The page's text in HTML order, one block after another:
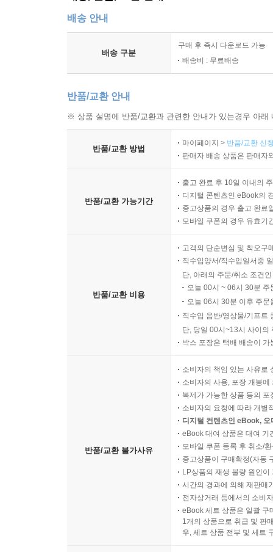
배송 안내
배송 구분
구매 후 즉시 다운로드 가능
배송비 : 무료배송
반품/교환 안내
※ 상품 설명에 반품/교환과 관련한 안내가 있는경우 아
반품/교환 방법
마이페이지 > 반품/교환 신
판매자 배송 상품은 판매자
반품/교환 가능기간
출고 완료 후 10일 이내의
디지털 콘텐츠인 eBook의
중고상품의 경우 출고 완료
모바일 쿠폰의 경우 유효기
반품/교환 비용
고객의 단순변심 및 착오구
직수입양서/직수입일서중
단, 아래의 주문/취소 조건
오늘 00시 ~ 06시 30분
오늘 06시 30분 이후 주
직수입 음반/영상물/기프트
단, 당일 00시~13시 사이의
박스 포장은 택배 배송이
반품/교환 불가사유
소비자의 책임 있는 사유로
소비자의 사용, 포장 개봉
복제가 가능한 상품 등의
소비자의 요청에 따라 개별
디지털 컨텐츠인 eBook,
eBook 대여 상품은 대여 기
모바일 쿠폰 등록 후 취소/
중고상품이 구매확정(자동
LP상품의 재생 불량 원인
시간의 경과에 의해 재판매
전자상거래 등에서의 소비
eBook 세트 상품은 일괄 구
1개의 상품으로 취급 및 판
우, 세트 상품 전부 및 세트